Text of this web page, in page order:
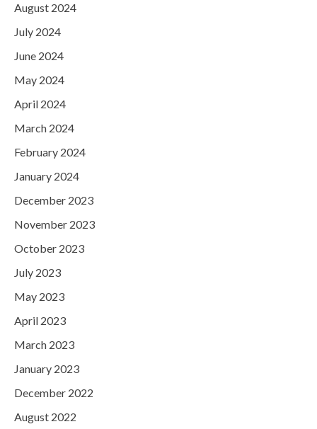
August 2024
July 2024
June 2024
May 2024
April 2024
March 2024
February 2024
January 2024
December 2023
November 2023
October 2023
July 2023
May 2023
April 2023
March 2023
January 2023
December 2022
August 2022